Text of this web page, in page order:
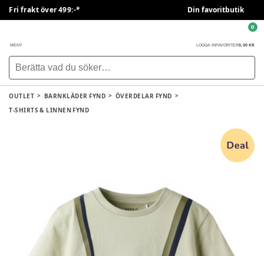
Fri frakt över 499:-* Din favoritbutik
MENY LOGGA IN FAVORITER0,00 KR
0
OUTLET BARNKLÄDER FYND
ÖVERDELAR FYND
T-SHIRTS & LINNEN FYND